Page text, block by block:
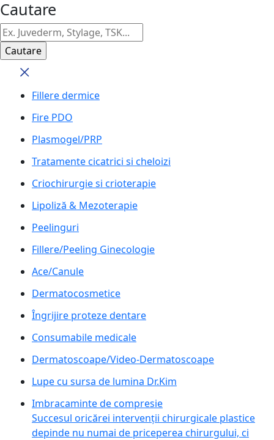
Cautare
Fillere dermice
Fire PDO
Plasmogel/PRP
Tratamente cicatrici si cheloizi
Criochirurgie si crioterapie
Lipoliză & Mezoterapie
Peelinguri
Fillere/Peeling Ginecologie
Ace/Canule
Dermatocosmetice
Îngrijire proteze dentare
Consumabile medicale
Dermatoscoape/Video-Dermatoscoape
Lupe cu sursa de lumina Dr.Kim
Imbracaminte de compresie
Succesul oricărei intervenții chirurgicale plastice
depinde nu numai de priceperea chirurgului, ci